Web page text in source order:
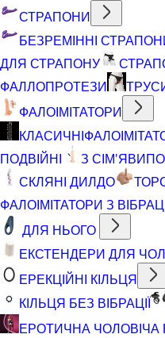
СТРАПОНИ
БЕЗРЕМІННІ
ДЛЯ СТРАПОНУ
ФАЛЛОПРОТЕЗИ
ФАЛОІМІТАТОРИ
КЛАСИЧНІ
ПОДВІЙНІ
З
СКЛЯНІ ДИЛДО
ФАЛОІМІТАТОРИ З
ДЛЯ НЬОГО
ЕКСТЕНДЕРИ ДЛЯ
ЕРЕКЦІЙНІ КІЛЬЦЯ
КІЛЬЦЯ БЕЗ ВІБРАЦІЇ
ЕРОТИЧНА ЧОЛОВІЧА